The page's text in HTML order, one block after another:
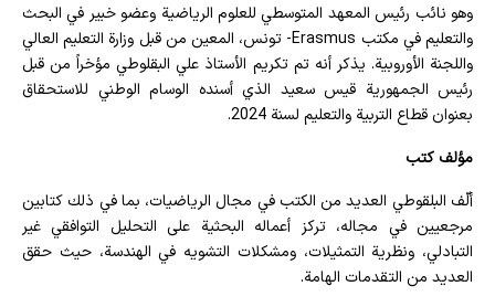
وهو نائب رئيس المعهد المتوسطي للعلوم الرياضية وعضو خبير في البحث
والتعليم في مكتب Erasmus- تونس، المعين من قبل وزارة التعليم العالي
واللجنة الأوروبية. يذكر أنه تم تكريم الأستاذ علي البقلوطي مؤخراً من قبل
رئيس الجمهورية قيس سعيد الذي أسنده الوسام الوطني للاستحقاق
بعنوان قطاع التربية والتعليم لسنة 2024.
مؤلف كتب
ألّف البلقوطي العديد من الكتب في مجال الرياضيات، بما في ذلك كتابين
مرجعيين في مجاله، تركز أعماله البحثية على التحليل التوافقي غير
التبادلي، ونظرية التمثيلات، ومشكلات التشويه في الهندسة، حيث حقق
العديد من التقدمات الهامة.